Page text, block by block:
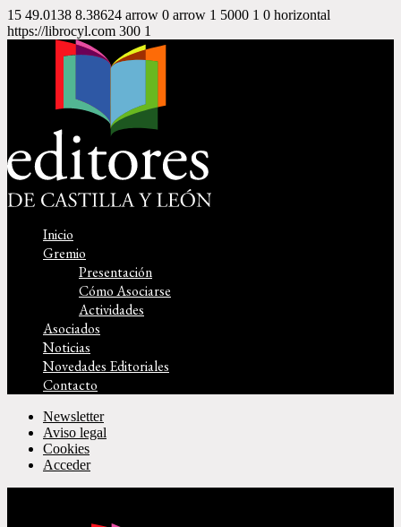
15 49.0138 8.38624 arrow 0 arrow 1 5000 1 0 horizontal
https://librocyl.com 300 1
Inicio
Gremio
Presentación
Cómo Asociarse
Actividades
Asociados
Noticias
Novedades Editoriales
Contacto
Newsletter
Aviso legal
Cookies
Acceder